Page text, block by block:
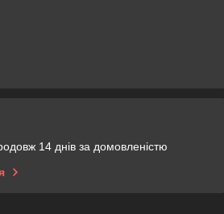
14 днів за домовленістю